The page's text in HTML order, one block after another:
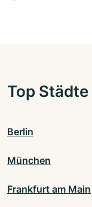
Top Städte
Berlin
München
Frankfurt am Main